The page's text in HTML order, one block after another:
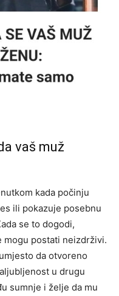
vaš muž
kada počinju
ili pokazuje posebnu
se to dogodi,
postati neizdrživi.
da otvoreno
u drugu
sumnje i želje da mu